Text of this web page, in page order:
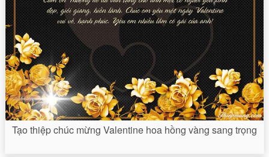
Tạo thiệp chúc mừng Valentine hoa hồng vàng sang trọng